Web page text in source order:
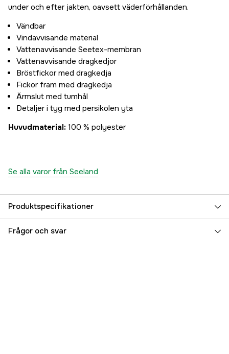
under och efter jakten, oavsett väderförhållanden.
Vändbar
Vindavvisande material
Vattenavvisande Seetex-membran
Vattenavvisande dragkedjor
Bröstfickor med dragkedja
Fickor fram med dragkedja
Ärmslut med tumhål
Detaljer i tyg med persikolen yta
Huvudmaterial: 100 % polyester
Se alla varor från Seeland
Produktspecifikationer
Color Grizzly Brown/Demitasse Brown
Frågor och svar